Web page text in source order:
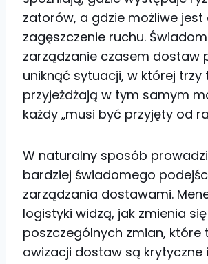
zatorów, a gdzie możliwe
zagęszczenie ruchu.
zarządzanie czasem dostaw
uniknąć sytuacji, w której trzy
przyjeżdżają w tym samym
każdy „musi być przyjęty od
W naturalny sposób
bardziej świadomego
zarządzania dostawami.
logistyki widzą, jak zmienia
poszczególnych zmian, które
awizacji dostaw są krytyczne